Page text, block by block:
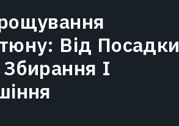
більше
Від Посадки
І